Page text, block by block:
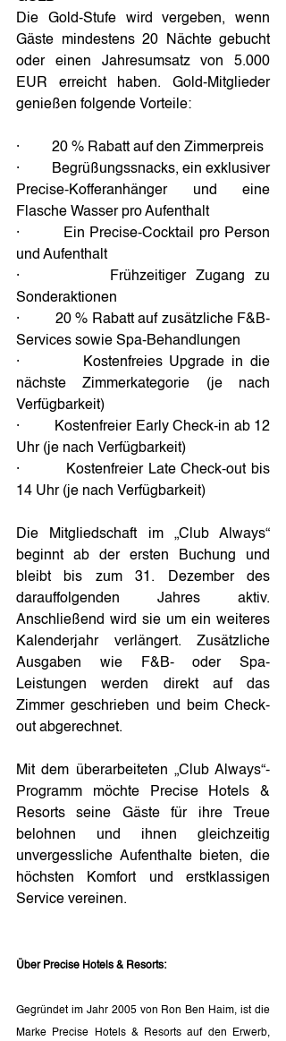
Die Gold-Stufe wird vergeben, wenn
Gäste mindestens 20 Nächte gebucht
oder einen Jahresumsatz von 5.000
EUR erreicht haben. Gold-Mitglieder
genießen folgende Vorteile:
·         20 % Rabatt auf den Zimmerpreis
·         Begrüßungssnacks, ein exklusiver
Precise-Kofferanhänger und eine
Flasche Wasser pro Aufenthalt
·         Ein Precise-Cocktail pro Person
und Aufenthalt
·         Frühzeitiger Zugang zu
Sonderaktionen
·         20 % Rabatt auf zusätzliche F&B-
Services sowie Spa-Behandlungen
·         Kostenfreies Upgrade in die
nächste Zimmerkategorie (je nach
Verfügbarkeit)
·         Kostenfreier Early Check-in ab 12
Uhr (je nach Verfügbarkeit)
·         Kostenfreier Late Check-out bis
14 Uhr (je nach Verfügbarkeit)
Die Mitgliedschaft im „Club Always“
beginnt ab der ersten Buchung und
bleibt bis zum 31. Dezember des
darauffolgenden Jahres aktiv.
Anschließend wird sie um ein weiteres
Kalenderjahr verlängert. Zusätzliche
Ausgaben wie F&B- oder Spa-
Leistungen werden direkt auf das
Zimmer geschrieben und beim Check-
out abgerechnet.
Mit dem überarbeiteten „Club Always“-
Programm möchte Precise Hotels &
Resorts seine Gäste für ihre Treue
belohnen und ihnen gleichzeitig
unvergessliche Aufenthalte bieten, die
höchsten Komfort und erstklassigen
Service vereinen.
Über Precise Hotels & Resorts:
Gegründet im Jahr 2005 von Ron Ben Haim, ist die
Marke Precise Hotels & Resorts auf den Erwerb,